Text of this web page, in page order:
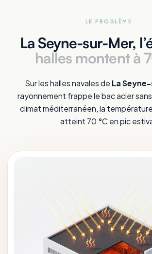
LE PROBLÈME
La Seyne-sur-Mer,
halles montent à
Sur les halles navales de La
rayonnement frappe le bac acier
climat méditerranéen, la
atteint 70 °C en pic